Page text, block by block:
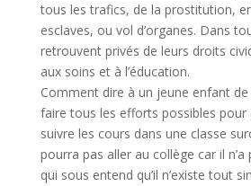
tous les trafics, de la prostitution,
esclaves, ou vol d’organes. Dans
retrouvent privés de leurs droits
aux soins et à l’éducation.
Comment dire à un jeune enfant
faire tous les efforts possibles pour
suivre les cours dans une classe
pourra pas aller au collège car il n’a
qui sous entend qu’il n’existe tout